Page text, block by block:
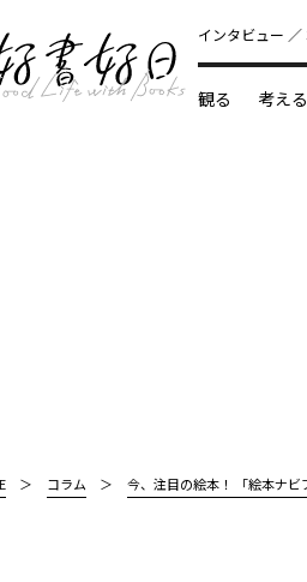
インタビュー
観る 考える
コラム 今、注目の絵本！ 「絵本ナビ